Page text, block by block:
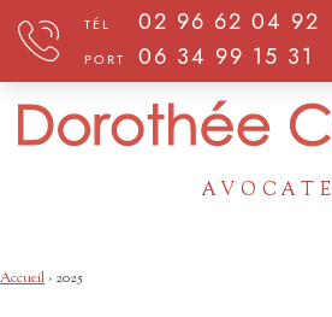
AVOCATE
TÉL 02 96 62 04 92
PORT 06 34 99 15 31
Accueil › 2025